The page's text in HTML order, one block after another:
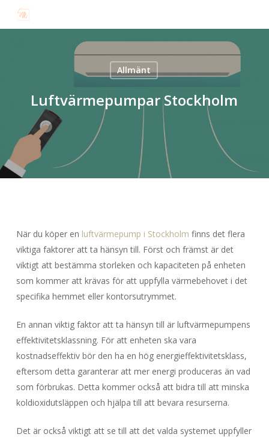
Allmänt
Luftvärmepumpar Stockholm
När du köper en luftvärmepump i Stockholm finns det flera
viktiga faktorer att ta hänsyn till. Först och främst är det
viktigt att bestämma storleken och kapaciteten på enheten
som kommer att krävas för att uppfylla värmebehovet i det
specifika hemmet eller kontorsutrymmet.
En annan viktig faktor att ta hänsyn till är luftvärmepumpens
effektivitetsklassning. För att enheten ska vara
kostnadseffektiv bör den ha en hög energieffektivitetsklass,
eftersom detta garanterar att mer energi produceras än vad
som förbrukas. Detta kommer också att bidra till att minska
koldioxidutsläppen och hjälpa till att bevara resurserna.
Det är också viktigt att se till att det valda systemet uppfyller